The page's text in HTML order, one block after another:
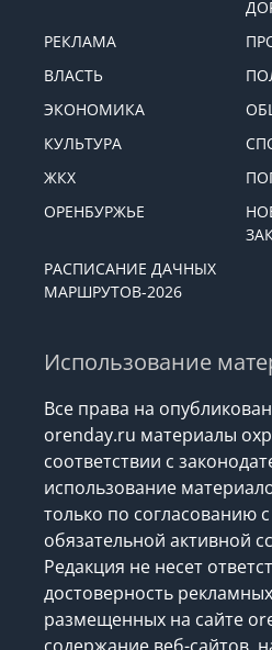
РЕКЛАМА
ВЛАСТЬ
ЭКОНОМИКА
КУЛЬТУРА
ЖКХ
ОРЕНБУРЖЬЕ
РАСПИСАНИЕ ДАЧНЫХ
МАРШРУТОВ-2026
Использование
Все права на
orenday.ru материалы
соответствии с
использование
только по согласованию
обязательной активной
Редакция не несет
достоверность
размещенных на сайте